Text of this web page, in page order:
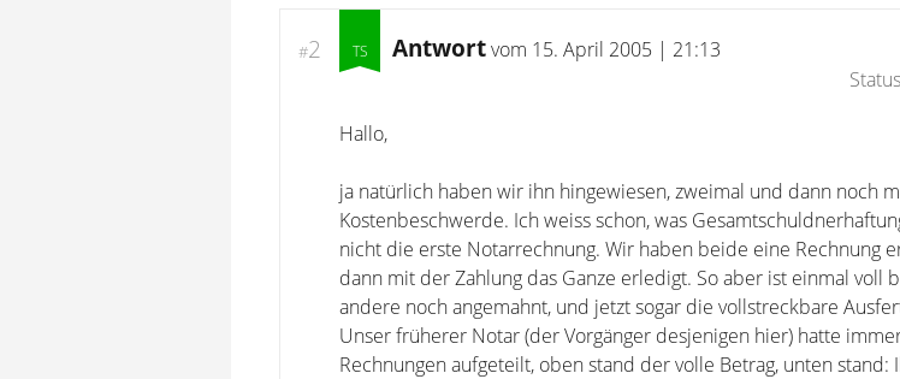
#2 Antwortvom 15. April 2005 | 21:13
Hallo,
ja natürlich haben wir ihn hingewiesen, zweimal und dann noch
Kostenbeschwerde. Ich weiss schon, was
nicht die erste Notarrechnung. Wir haben beide eine Rechnung
dann mit der Zahlung das Ganze erledigt. So aber ist einmal
andere noch angemahnt, und jetzt sogar die vollstreckbare
Unser früherer Notar (der Vorgänger desjenigen hier) hatte
Rechnungen aufgeteilt, oben stand der volle Betrag, unten